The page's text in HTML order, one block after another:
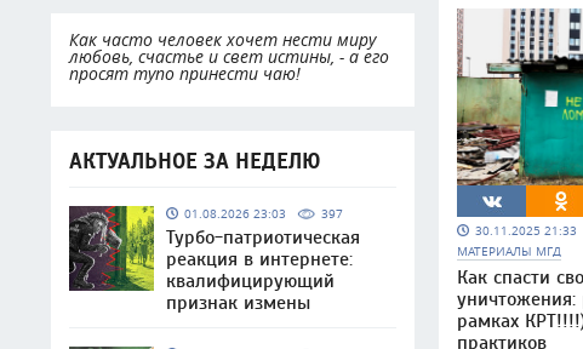
Как часто человек хочет нести миру
любовь, счастье и свет истины, - а его
просят тупо принести чаю!
АКТУАЛЬНОЕ ЗА НЕДЕЛЮ
01.08.2026 23:03 397
Турбо-патриотическая
реакция в интернете:
квалифицирующий
признак измены
30.11.2025 21:33
МАТЕРИАЛЫ МГД
Как спасти
рамках
практиков